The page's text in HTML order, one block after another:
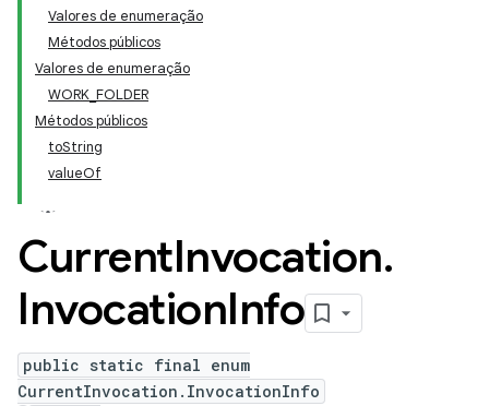
Valores de enumeração
Métodos públicos
Valores de enumeração
WORK_FOLDER
Métodos públicos
toString
valueOf
CurrentInvocation.
InvocationInfo
public static final enum
CurrentInvocation.InvocationInfo